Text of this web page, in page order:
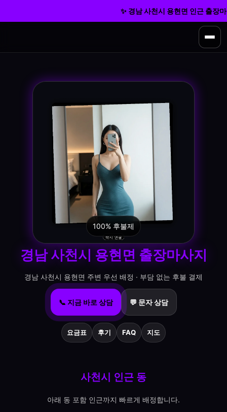
✨ 경남 사천시 용현면 인근 출장마
100% 후불제
경남 사천시 용현면 출장마사지
경남 사천시 용현면 주변 우선 배정 · 부담 없는 후불 결제
📞 지금 바로 상담 💬 문자 상담
요금표 후기 FAQ 지도
사천시 인근 동
아래 동 포함 인근까지 빠르게 배정합니다.